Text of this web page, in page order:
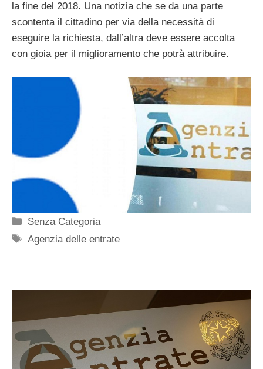
la fine del 2018. Una notizia che se da una parte
scontenta il cittadino per via della necessità di
eseguire la richiesta, dall’altra deve essere accolta
con gioia per il miglioramento che potrà attribuire.
Categorie
Senza Categoria
Tag
Agenzia delle entrate